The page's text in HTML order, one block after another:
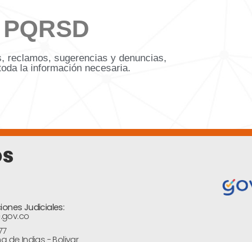
PQRSD
reclamos, sugerencias y denuncias,
la información necesaria.
Judiciales:
de Indias - Bolivar